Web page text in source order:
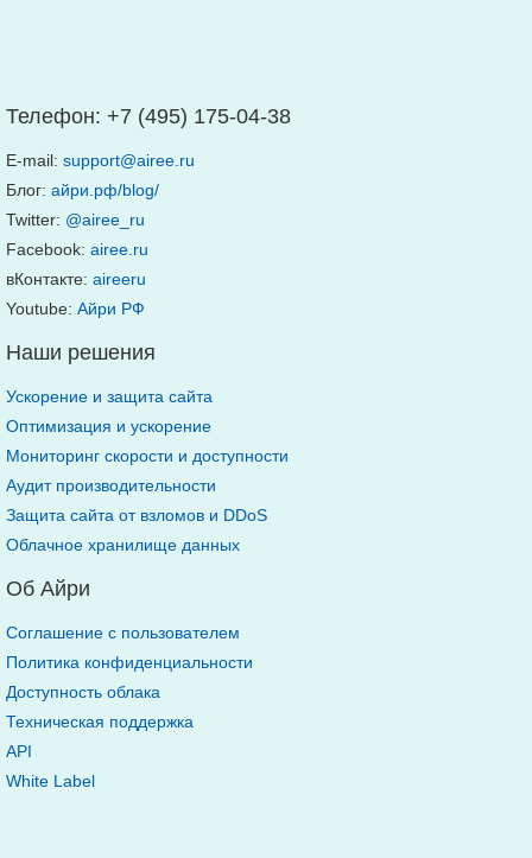
Телефон: +7 (495) 175-04-38
E-mail: support@airee.ru
Блог: айри.рф/blog/
Twitter: @airee_ru
Facebook: airee.ru
вКонтакте: aireeru
Youtube: Айри РФ
Наши решения
Ускорение и защита сайта
Оптимизация и ускорение
Мониторинг скорости и доступности
Аудит производительности
Защита сайта от взломов и DDoS
Облачное хранилище данных
Об Айри
Соглашение с пользователем
Политика конфиденциальности
Доступность облака
Техническая поддержка
API
White Label